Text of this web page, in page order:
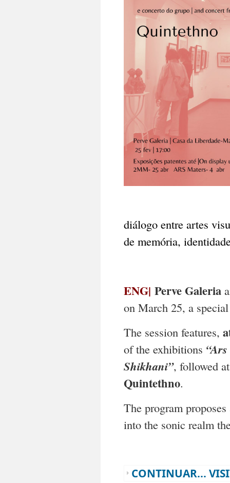
diálogo entre artes
de memória,
ENG| Perve Galeria
on March 25, a
The session features,
of the exhibitions
Shikhani”, followed
Quintethno.
The program
into the sonic realm
CONTINUAR...